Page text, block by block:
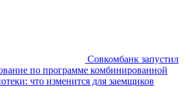
Совкомбанк запустил
по программе комбинированной
что изменится для заемщиков